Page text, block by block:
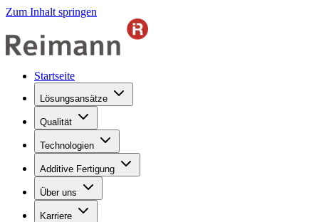
Zum Inhalt springen
Startseite
Lösungsansätze
Qualität
Technologien
Additive Fertigung
Über uns
Karriere